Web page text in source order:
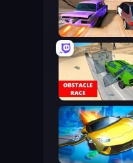
Turbo Cars: Pipe
Ultimate Flying